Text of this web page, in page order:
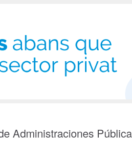
Administraciones